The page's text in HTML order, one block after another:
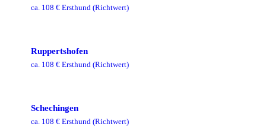
ca. 108 € Ersthund (Richtwert)
Ruppertshofen
ca. 108 € Ersthund (Richtwert)
Schechingen
ca. 108 € Ersthund (Richtwert)